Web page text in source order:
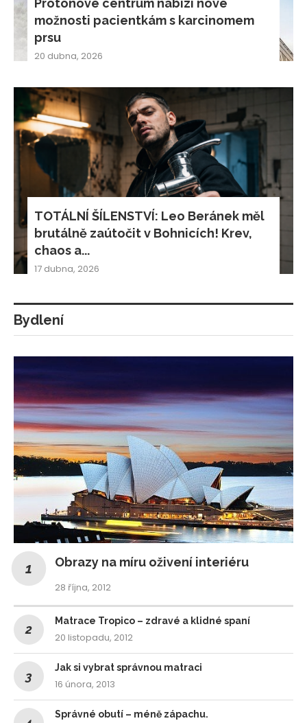
Protonové centrum nabízí nové
možnosti pacientkám s karcinomem
prsu
20 dubna, 2026
TOTÁLNÍ ŠÍLENSTVÍ: Leo Beránek měl
brutálně zaútočit v Bohnicích! Krev,
chaos a...
17 dubna, 2026
Bydlení
Obrazy na míru oživení interiéru
28 října, 2012
Matrace Tropico – zdravé a klidné spaní
20 listopadu, 2012
Jak si vybrat správnou matraci
16 února, 2013
Správné obutí – méně zápachu.